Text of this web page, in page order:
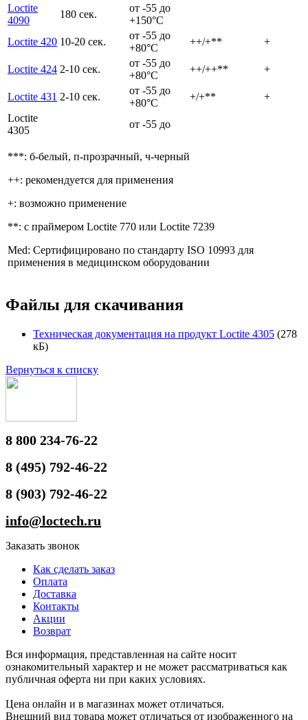
Loctite
4090
180 сек.
от -55 до
+150°C
Loctite 420 10-20 сек.
от -55 до
+80°C
++/+** +
Loctite 424 2-10 сек.
от -55 до
+80°C
++/++** +
Loctite 431 2-10 сек.
от -55 до
+80°C
+/+**
+
Loctite
4305
от -55 до
***: б-белый, п-прозрачный, ч-черный
++: рекомендуется для применения
+: возможно применение
**: с праймером Loctite 770 или Loctite 7239
Med: Сертифицировано по стандарту ISO 10993 для
применения в медицинском оборудовании
Файлы для скачивания
Техническая документация на продукт Loctite 4305 (278
кБ)
Вернуться к списку
8 800 234-76-22
8 (495) 792-46-22
8 (903) 792-46-22
info@loctech.ru
Заказать звонок
Как сделать заказ
Оплата
Доставка
Контакты
Акции
Возврат
Вся информация, представленная на сайте носит
ознакомительный характер и не может рассматриваться как
публичная оферта ни при каких условиях.
Цена онлайн и в магазинах может отличаться.
Внешний вид товара может отличаться от изображенного на